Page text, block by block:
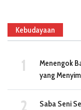
Kebudayaan
Menengok
yang
Saba Seni